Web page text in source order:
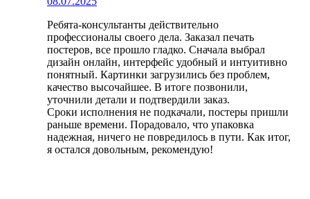
Ребята-консультанты действительно
профессионалы своего дела. Заказал печать
постеров, все прошло гладко. Сначала выбрал
дизайн онлайн, интерфейс удобный и интуитивно
понятный. Картинки загрузились без проблем,
качество высочайшее. В итоге позвонили,
уточнили детали и подтвердили заказ.
Сроки исполнения не подкачали, постеры пришли
раньше времени. Порадовало, что упаковка
надежная, ничего не повредилось в пути. Как итог,
я остался довольным, рекомендую!